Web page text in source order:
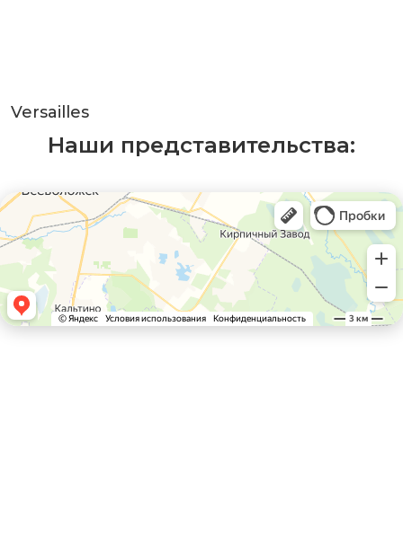
Versailles
Наши представительства: